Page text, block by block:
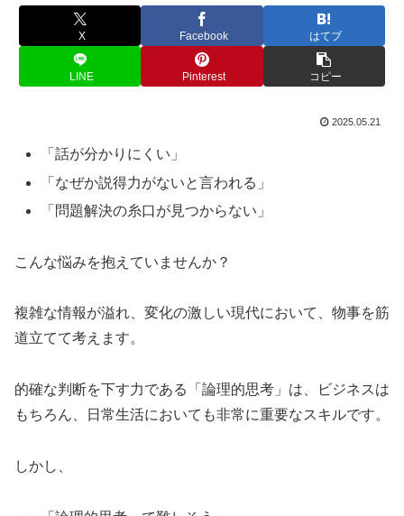
X Facebook はてブ
LINE Pinterest コピー
2025.05.21
「話が分かりにくい」
「なぜか説得力がないと言われる」
「問題解決の糸口が見つからない」
こんな悩みを抱えていませんか？
複雑な情報が溢れ、変化の激しい現代において、物事を筋
道立てて考えます。
的確な判断を下す力である「論理的思考」は、ビジネスは
もちろん、日常生活においても非常に重要なスキルです。
しかし、